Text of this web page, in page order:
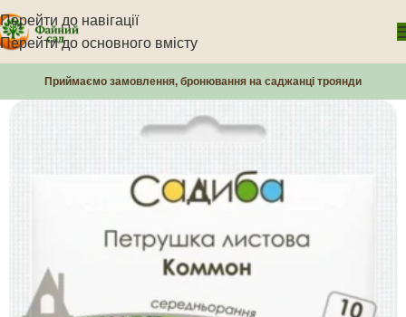
Перейти до навігації
Перейти до основного вмісту
Приймаємо замовлення, бронювання на саджанці троянди